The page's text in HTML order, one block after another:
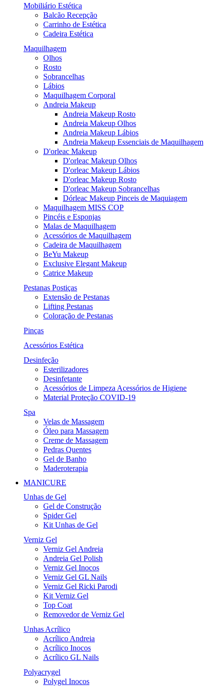
Mobiliário Estética
Balcão Recepção
Carrinho de Estética
Cadeira Estética
Maquilhagem
Olhos
Rosto
Sobrancelhas
Lábios
Maquilhagem Corporal
Andreia Makeup
Andreia Makeup Rosto
Andreia Makeup Olhos
Andreia Makeup Lábios
Andreia Makeup Essenciais de Maquilhagem
D'orleac Makeup
D'orleac Makeup Olhos
D'orleac Makeup Lábios
D'orleac Makeup Rosto
D'orleac Makeup Sobrancelhas
Dórleac Makeup Pinceis de Maquiagem
Maquilhagem MISS COP
Pincéis e Esponjas
Malas de Maquilhagem
Acessórios de Maquilhagem
Cadeira de Maquilhagem
BeYu Makeup
Exclusive Elegant Makeup
Catrice Makeup
Pestanas Postiças
Extensão de Pestanas
Lifting Pestanas
Coloração de Pestanas
Pinças
Acessórios Estética
Desinfeção
Esterilizadores
Desinfetante
Acessórios de Limpeza Acessórios de Higiene
Material Proteção COVID-19
Spa
Velas de Massagem
Óleo para Massagem
Creme de Massagem
Pedras Quentes
Gel de Banho
Maderoterapia
MANICURE
Unhas de Gel
Gel de Construção
Spider Gel
Kit Unhas de Gel
Verniz Gel
Verniz Gel Andreia
Andreia Gel Polish
Verniz Gel Inocos
Verniz Gel GL Nails
Verniz Gel Ricki Parodi
Kit Verniz Gel
Top Coat
Removedor de Verniz Gel
Unhas Acrílico
Acrílico Andreia
Acrílico Inocos
Acrílico GL Nails
Polyacrygel
Polygel Inocos